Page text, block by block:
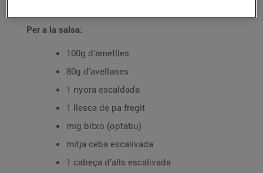
Per a la salsa:
100g d’ametlles
80g d’avellanes
1 nyora escaldada
1 llesca de pa fregit
mig bitxo (optatiu)
mitja ceba escalivada
1 cabeça d’alls escalivada